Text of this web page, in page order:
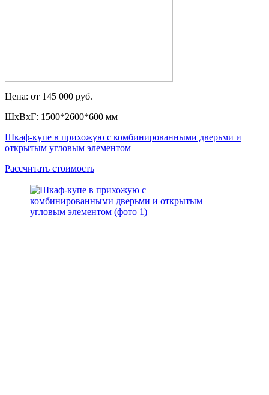
Цена: от 145 000 руб.
ШxВxГ: 1500*2600*600 мм
Шкаф-купе в прихожую с комбинированными дверьми и
открытым угловым элементом
Рассчитать стоимость